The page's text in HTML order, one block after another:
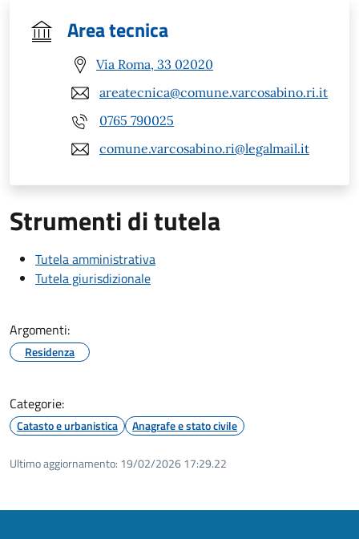
Area tecnica
Via Roma, 33 02020
areatecnica@comune.varcosabino.ri.it
0765 790025
comune.varcosabino.ri@legalmail.it
Strumenti di tutela
Tutela amministrativa
Tutela giurisdizionale
Argomenti:
Residenza
Categorie:
Catasto e urbanistica Anagrafe e stato civile
Ultimo aggiornamento: 19/02/2026 17:29.22